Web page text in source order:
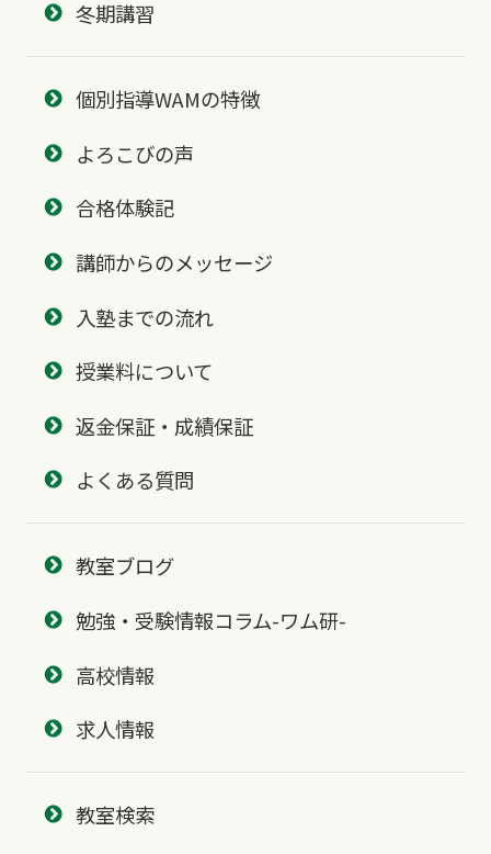
冬期講習
個別指導WAMの特徴
よろこびの声
合格体験記
講師からのメッセージ
入塾までの流れ
授業料について
返金保証・成績保証
よくある質問
教室ブログ
勉強・受験情報コラム-ワム研-
高校情報
求人情報
教室検索